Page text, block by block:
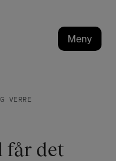
Meny
VERRE
får det